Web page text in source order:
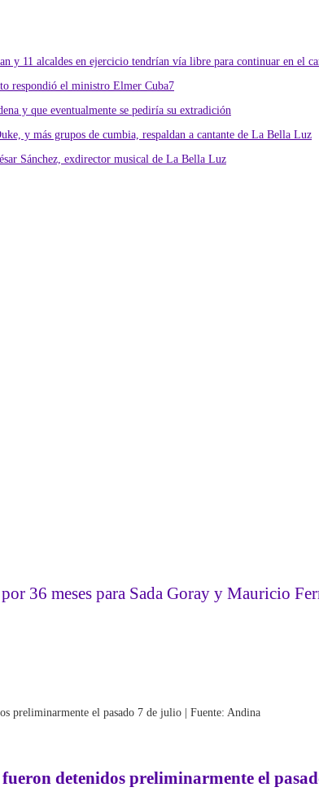
y 11 alcaldes en ejercicio tendrían vía libre para continuar en el
respondió el ministro Elmer Cuba7
y que eventualmente se pediría su extradición
y más grupos de cumbia, respaldan a cantante de La Bella Luz
Sánchez, exdirector musical de La Bella Luz
36 meses para Sada Goray y Mauricio
preliminarmente el pasado 7 de julio | Fuente: Andina
detenidos preliminarmente el